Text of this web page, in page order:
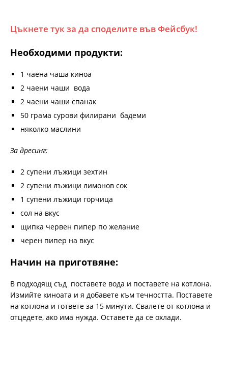
Цъкнете тук за да споделите във Фейсбук!
Необходими продукти:
1 чаена чаша киноа
2 чаени чаши вода
2 чаени чаши спанак
50 грама сурови филирани бадеми
няколко маслини
За дресинг:
2 супени лъжици зехтин
2 супени лъжици лимонов сок
1 супени лъжици горчица
сол на вкус
щипка червен пипер по желание
черен пипер на вкус
Начин на приготвяне:
В подходящ съд поставете вода и поставете на котлона.
Измийте киноата и я добавете към течността. Поставете
на котлона и гответе за 15 минути. Свалете от котлона и
отцедете, ако има нужда. Оставете да се охлади.